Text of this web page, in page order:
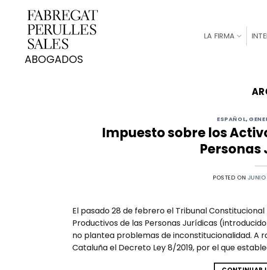
contenido
LA FIRMA
ESPAÑOL,
Impuesto sobre los
POSTED ON
El pasado 28 de febrero el Tribunal
Productivos de las Personas Jurídicas
no plantea problemas de inconstitucionalidad. A
Cataluña el Decreto Ley 8/2019, por el que